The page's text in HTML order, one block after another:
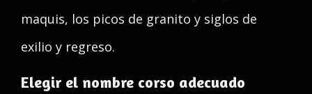
maquis, los picos de granito y siglos de
exilio y regreso.
Elegir el nombre corso adecuado